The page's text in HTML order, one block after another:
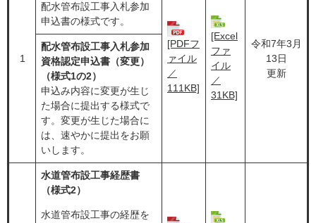
1
配水管布設工事入札参加
申込書の様式です。
[PDFフ
ァイル
／
111KB]
[Excel
ファ
イル
／
31KB]
令和7年3月
13日
更新
配水管布設工事入札参加
資格認定申込書（変更）
（様式1の2）
申込み内容に変更が生じ
た場合に提出する様式で
す。変更が生じた場合に
は、速やかに提出をお願
いします。
水道管布設工事経歴書
（様式2）
水道管布設工事の経歴を